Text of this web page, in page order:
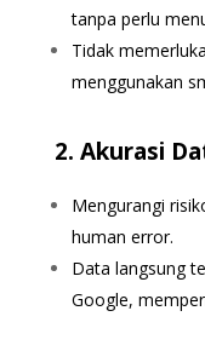
tanpa perlu
Tidak
menggunakan
2. Akurasi
Mengurangi
human error.
Data langsung
Google,